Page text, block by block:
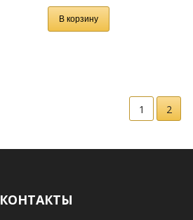
В корзину
1 2
КОНТАКТЫ